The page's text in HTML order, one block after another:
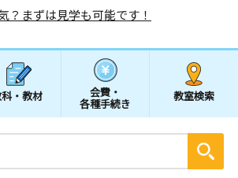
？まずは見学も可能です！
・教材 会費・
各種手続き
教室検索